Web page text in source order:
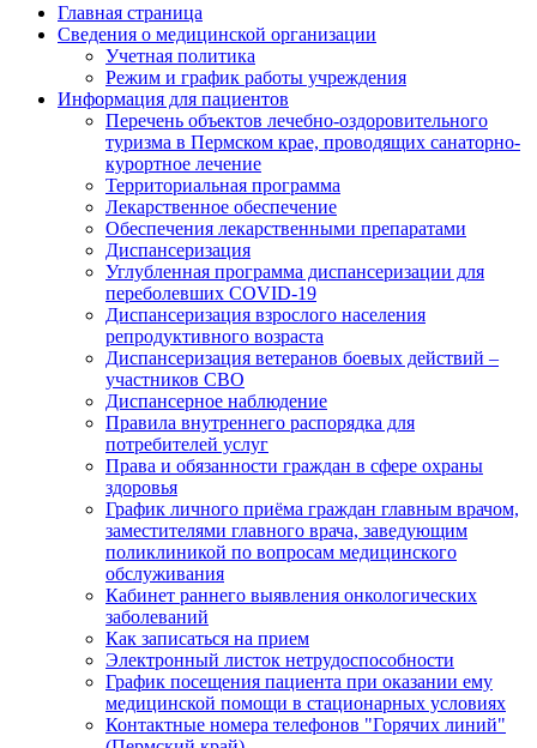
Главная страница
Сведения о медицинской организации
Учетная политика
Режим и график работы учреждения
Информация для пациентов
Перечень объектов лечебно-оздоровительного
туризма в Пермском крае, проводящих санаторно-
курортное лечение
Территориальная программа
Лекарственное обеспечение
Обеспечения лекарственными препаратами
Диспансеризация
Углубленная программа диспансеризации для
переболевших COVID-19
Диспансеризация взрослого населения
репродуктивного возраста
Диспансеризация ветеранов боевых действий –
участников СВО
Диспансерное наблюдение
Правила внутреннего распорядка для
потребителей услуг
Права и обязанности граждан в сфере охраны
здоровья
График личного приёма граждан главным врачом,
заместителями главного врача, заведующим
поликлиникой по вопросам медицинского
обслуживания
Кабинет раннего выявления онкологических
заболеваний
Как записаться на прием
Электронный листок нетрудоспособности
График посещения пациента при оказании ему
медицинской помощи в стационарных условиях
Контактные номера телефонов "Горячих линий"